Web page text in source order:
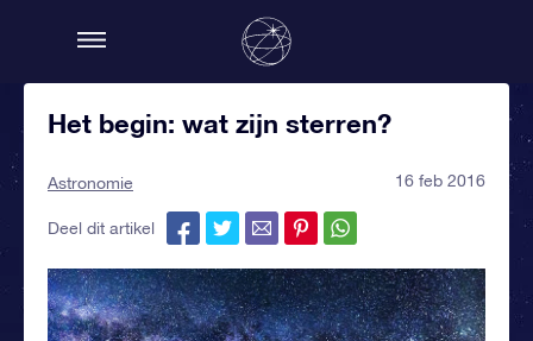
Het begin: wat zijn sterren?
Astronomie 16 feb 2016
Deel dit artikel